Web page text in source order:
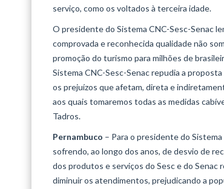
serviço, como os voltados à terceira idade.
O presidente do Sistema CNC-Sesc-Senac
comprovada e reconhecida qualidade não
promoção do turismo para milhões de
Sistema CNC-Sesc-Senac repudia a
os prejuízos que afetam, direta e
aos quais tomaremos todas as medidas
Tadros.
Pernambuco – Para o presidente do
sofrendo, ao longo dos anos, de desvio de
dos produtos e serviços do Sesc e do Senac
diminuir os atendimentos, prejudicando a